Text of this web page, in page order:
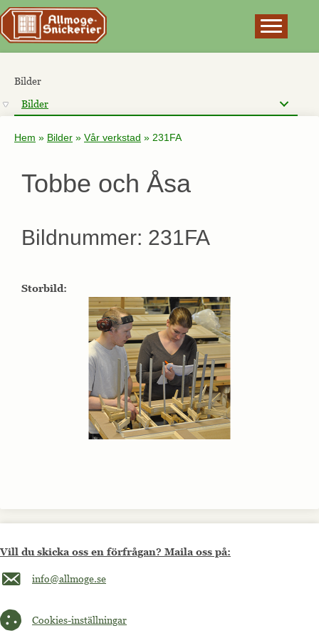
Bilder
Bilder
Hem » Bilder » Vår verkstad » 231FA
Tobbe och Åsa
Bildnummer: 231FA
Storbild:
Vill du skicka oss en förfrågan? Maila oss på:
Maila oss på info@allmoge.se
info@allmoge.se
Cookies-inställningar
Cookies-inställningar